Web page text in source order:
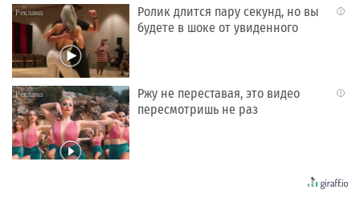
i
Ролик длится пару секунд, но вы
будете в шоке от увиденного
i
Ржу не переставая, это видео
пересмотришь не раз